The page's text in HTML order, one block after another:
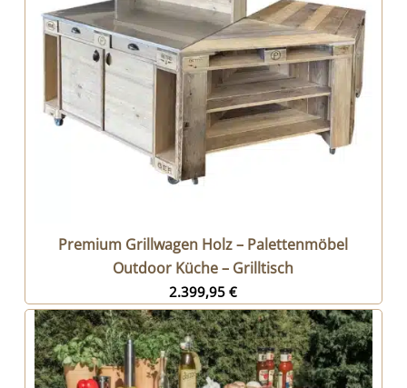
Premium Grillwagen Holz – Palettenmöbel
Outdoor Küche – Grilltisch
2.399,95€